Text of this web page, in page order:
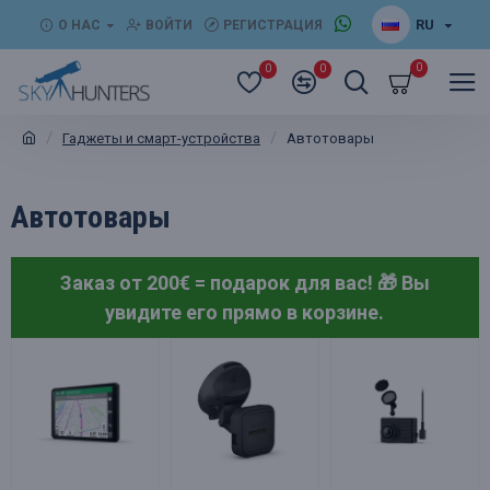
О НАС ВОЙТИ РЕГИСТРАЦИЯ RU
0 0 0
Гаджеты и смарт-устройства Автотовары
Автотовары
Заказ от 200€ = подарок для вас! 🎁 Вы
увидите его прямо в корзине.